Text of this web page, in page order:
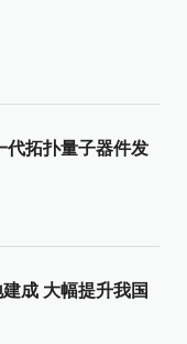
代拓扑量子器件发
成 大幅提升我国